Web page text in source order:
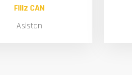
Filiz CAN
Asistan